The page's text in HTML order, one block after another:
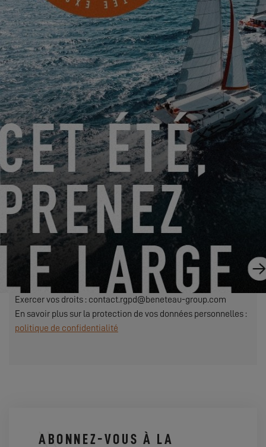
Friendly Captcha
Le traitement de votre demande nécessite le transfert des
données personnelles saisies dans les champs obligatoires
de ce formulaire au concessionnaire que vous avez
sélectionné afin qu’il puisse vous recontacter. En cliquant sur
le bouton « ENVOYER », vous confirmez votre accord au
transfert de ces données.
ENVOYER
EXCESS s’entend de Construction Navale Bordeaux agissant
en qualité de responsable de traitement. Vos données
personnelles sont traitées afin de répondre à votre demande,
gérer nos relations avec vous et, si vous en avez fait le choix,
vous adresser nos communications (dans ce cas, vous
pourrez à tout moment vous désinscrire en utilisant le lien
contenu dans nos envois).
Exercer vos droits : contact.rgpd@beneteau-group.com
En savoir plus sur la protection de vos données personnelles :
politique de confidentialité
ABONNEZ-VOUS À LA